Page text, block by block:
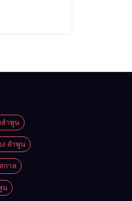
ำพูน
ง ลำพูน
กาล
น